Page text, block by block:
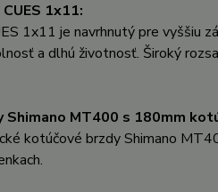
1x11:
1x11 je navrhnutý pre vyššiu
a dlhú životnosť. Široký
Shimano MT400 s 180mm
kotúčové brzdy Shimano